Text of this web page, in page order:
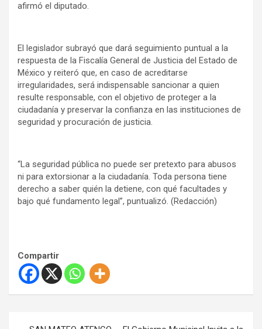
afirmó el diputado.
El legislador subrayó que dará seguimiento puntual a la
respuesta de la Fiscalía General de Justicia del Estado de
México y reiteró que, en caso de acreditarse
irregularidades, será indispensable sancionar a quien
resulte responsable, con el objetivo de proteger a la
ciudadanía y preservar la confianza en las instituciones de
seguridad y procuración de justicia.
“La seguridad pública no puede ser pretexto para abusos
ni para extorsionar a la ciudadanía. Toda persona tiene
derecho a saber quién la detiene, con qué facultades y
bajo qué fundamento legal”, puntualizó. (Redacción)
Compartir